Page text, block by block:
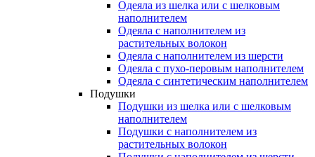
Одеяла из шелка или с шелковым
наполнителем
Одеяла с наполнителем из
растительных волокон
Одеяла с наполнителем из шерсти
Одеяла с пухо-перовым наполнителем
Одеяла с синтетическим наполнителем
Подушки
Подушки из шелка или с шелковым
наполнителем
Подушки с наполнителем из
растительных волокон